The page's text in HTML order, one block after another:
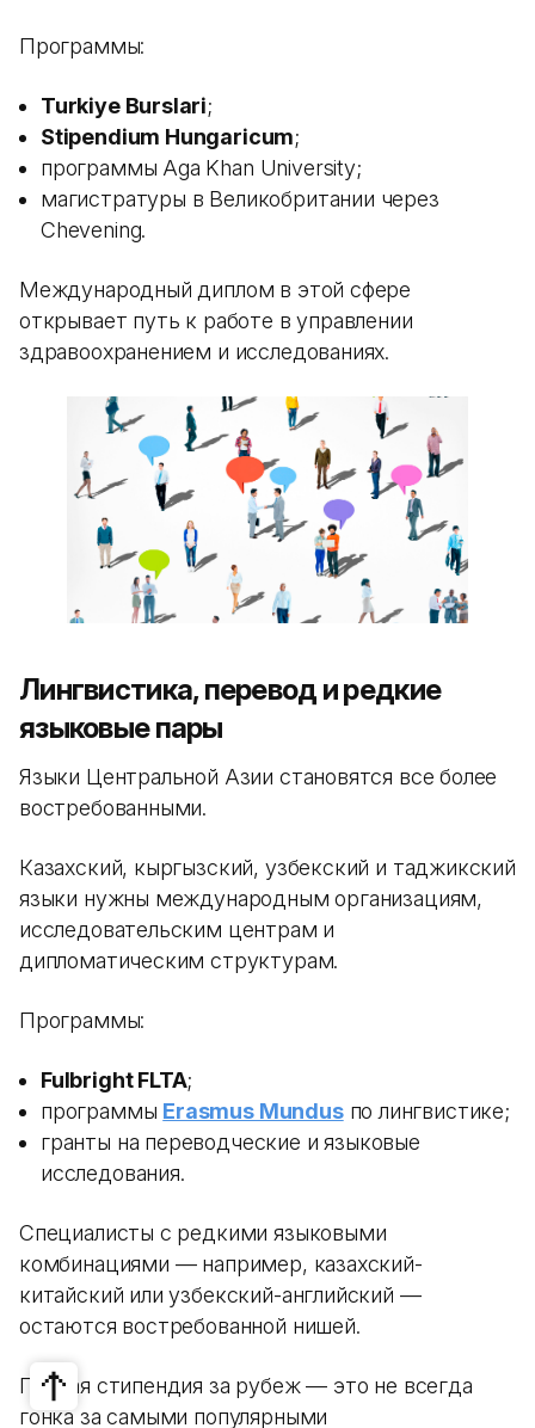
Программы:
Turkiye Burslari;
Stipendium Hungaricum;
программы Aga Khan University;
магистратуры в Великобритании через
Chevening.
Международный диплом в этой сфере
открывает путь к работе в управлении
здравоохранением и исследованиях.
Лингвистика, перевод и редкие
языковые пары
Языки Центральной Азии становятся все более
востребованными.
Казахский, кыргызский, узбекский и таджикский
языки нужны международным организациям,
исследовательским центрам и
дипломатическим структурам.
Программы:
Fulbright FLTA;
программы Erasmus Mundusпо лингвистике;
гранты на переводческие и языковые
исследования.
Специалисты с редкими языковыми
комбинациями — например, казахский-
китайский или узбекский-английский —
остаются востребованной нишей.
Полная стипендия за рубеж — это не всегда
гонка за самыми популярными